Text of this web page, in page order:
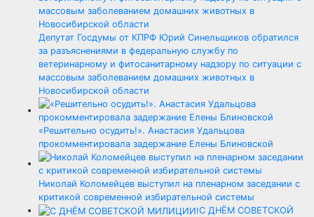
Депутат Госдумы от КПРФ Юрий Синельщиков обратился
за разъяснениями в федеральную службу по
ветеринарному и фитосанитарному надзору по ситуации с
массовым заболеванием домашних животных в
Новосибирской области
«Решительно осудить!». Анастасия Удальцова
прокомментировала задержание Елены Блиновской
Николай Коломейцев выступил на пленарном заседании с
критикой современной избирательной системы
С ДНЁМ СОВЕТСКОЙ